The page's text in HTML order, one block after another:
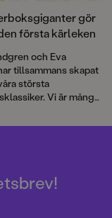
gör
första kärleken
och Eva
tillsammans skapat
största
Vi är många
äventyr och